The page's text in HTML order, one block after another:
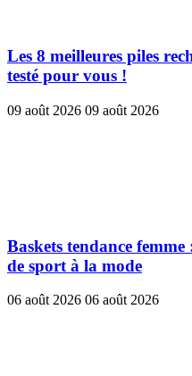
Les 8 meilleures piles
testé pour vous !
09 août 2026 09 août 2026
Baskets tendance femme
de sport à la mode
06 août 2026 06 août 2026